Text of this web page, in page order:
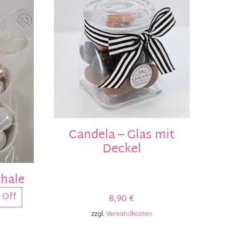
Off
Candela – Glas mit
Deckel
8,90€
zzgl. Versandkosten